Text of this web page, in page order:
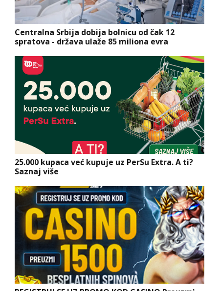
Centralna Srbija dobija bolnicu od čak 12
spratova - država ulaže 85 miliona evra
25.000 kupaca već kupuje uz PerSu Extra. A ti?
Saznaj više